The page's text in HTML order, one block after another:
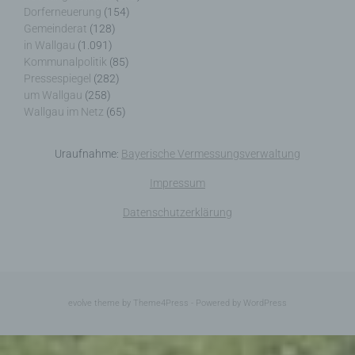
Dorferneuerung (154)
Gemeinderat (128)
in Wallgau (1.091)
Kommunalpolitik (85)
Pressespiegel (282)
um Wallgau (258)
Wallgau im Netz (65)
Uraufnahme: Bayerische Vermessungsverwaltung
Impressum
Datenschutzerklärung
evolve theme by Theme4Press - Powered by WordPress
j) Dritter
Dritter ist eine natürliche oder juristische Person,
Behörde, Einrichtung oder andere Stelle außer der
Auftragsverarbeiter und den Personen, die unter
Verantwortlichen oder des Auftragsverarbeiters
freiwillig für den bestimmten Fall in informierter